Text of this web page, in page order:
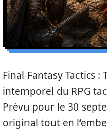
Final Fantasy Tactics
intemporel du RPG
Prévu pour le 30
original tout en